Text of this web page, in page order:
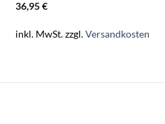
36,95€
inkl. MwSt.zzgl.Versandkosten